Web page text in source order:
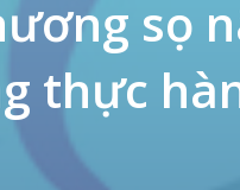
sọ
thực